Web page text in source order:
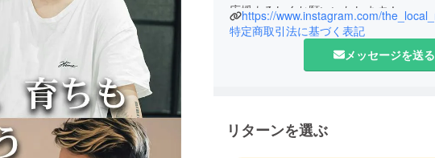
応援よろしくお願いいたします！
特定商取引法に基づく表記
メッセージを送る
リターンを選ぶ